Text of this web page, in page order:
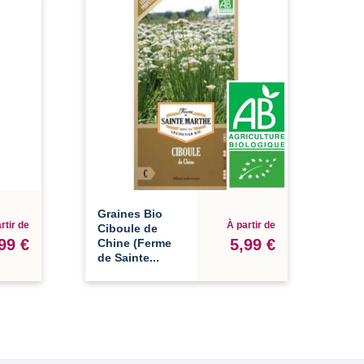
de
€
Graines Bio
Ciboule de
Chine (Ferme
de Sainte...
À partir de
5,99 €